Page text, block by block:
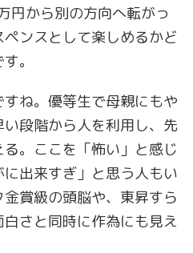
円から別の方向へ転がっ
ンスとして楽しめるかど
。
ね。優等生で母親にもや
段階から人を利用し、先
。ここを「怖い」と感じ
出来すぎ」と思う人もい
賞級の頭脳や、東昇すら
さと同時に作為にも見え